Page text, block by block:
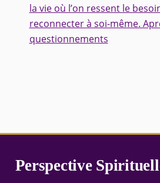
la vie où l’on ressent le
reconnecter à soi-même.
questionnements
Perspective